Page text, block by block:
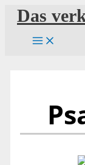
Zum
Inhalt
springen
Das